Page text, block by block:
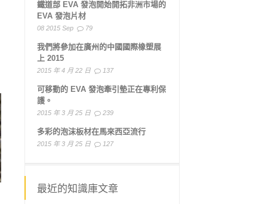
鐵道部 EVA 發泡開始開拓非洲市場的
EVA 發泡片材
08 2015 Sep 79
我們將參加在廣州的中國國際橡塑展
上 2015
2015 年 4 月 22 日 137
可移動的 EVA 發泡牽引墊正在專利保
護。
2015 年 3 月 25 日 239
多彩的泡沫板材在馬來西亞流行
2015 年 3 月 25 日 127
最近的知識庫文章